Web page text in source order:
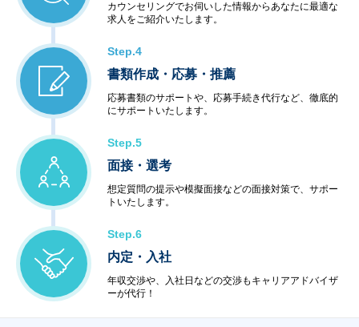
カウンセリングでお伺いした情報からあなたに最適な
求人をご紹介いたします。
Step.4
書類作成・応募・推薦
応募書類のサポートや、応募手続き代行など、徹底的
にサポートいたします。
Step.5
面接・選考
想定質問の提示や模擬面接などの面接対策で、サポー
トいたします。
Step.6
内定・入社
年収交渉や、入社日などの交渉もキャリアアドバイザ
ーが代行！